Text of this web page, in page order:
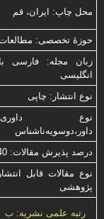
محل چاپ: ایران، قم
حوزۀ تخصصی: مطالعات
زبان مجله: فارسی
انگلیسی
نوع انتشار: چاپی
داور،دوسویه‌ناشناس
درصد پذیرش مقالات: 40%
نوع مقالات قابل
پژوهشی
رتبه علمی نشریه: ب